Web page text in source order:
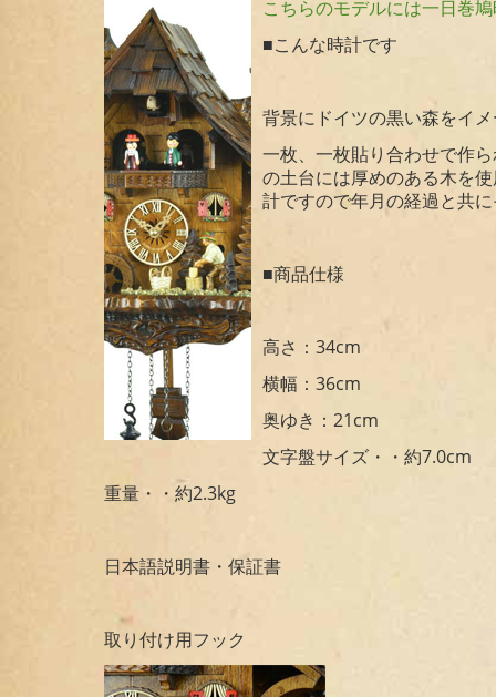
こちらのモデルには一日巻
■こんな時計です
背景にドイツの黒い森をイ
一枚、一枚貼り合わせで作
の土台には厚めのある木を
計ですので年月の経過と共
■商品仕様
高さ：34cm
横幅：36cm
奥ゆき：21cm
文字盤サイズ・・約7.0cm
重量・・約2.3kg
日本語説明書・保証書
取り付け用フック